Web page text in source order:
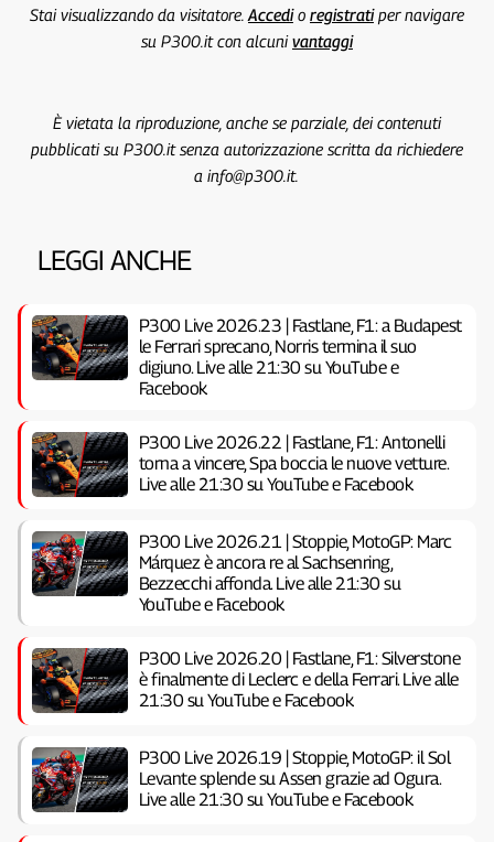
Stai visualizzando da visitatore. Accedio registratiper navigare
su P300.it con alcunivantaggi
È vietata la riproduzione, anche se parziale, dei contenuti
pubblicati su P300.it senza autorizzazione scritta da richiedere
a info@p300.it.
LEGGI ANCHE
P300 Live 2026.23 | Fastlane, F1: a Budapest
le Ferrari sprecano, Norris termina il suo
digiuno. Live alle 21:30 su YouTube e
Facebook
P300 Live 2026.22 | Fastlane, F1: Antonelli
torna a vincere, Spa boccia le nuove vetture.
Live alle 21:30 su YouTube e Facebook
P300 Live 2026.21 | Stoppie, MotoGP: Marc
Márquez è ancora re al Sachsenring,
Bezzecchi affonda. Live alle 21:30 su
YouTube e Facebook
P300 Live 2026.20 | Fastlane, F1: Silverstone
è finalmente di Leclerc e della Ferrari. Live alle
21:30 su YouTube e Facebook
P300 Live 2026.19 | Stoppie, MotoGP: il Sol
Levante splende su Assen grazie ad Ogura.
Live alle 21:30 su YouTube e Facebook